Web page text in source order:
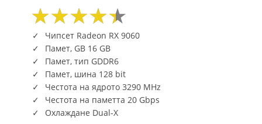
11350-
03-
20G
|
Fly.bg
Чипсет Radeon RX 9060
Памет, GB 16 GB
Памет, тип GDDR6
Памет, шина 128 bit
Честота на ядрото 3290 MHz
Честота на паметта 20 Gbps
Охлаждане Dual-X